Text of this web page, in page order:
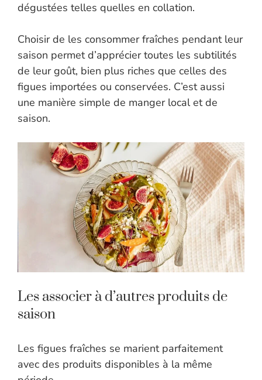
dégustées telles quelles en collation.
Choisir de les consommer fraîches pendant leur
saison permet d’apprécier toutes les subtilités
de leur goût, bien plus riches que celles des
figues importées ou conservées. C’est aussi
une manière simple de manger local et de
saison.
Les associer à d’autres produits de
saison
Les figues fraîches se marient parfaitement
avec des produits disponibles à la même